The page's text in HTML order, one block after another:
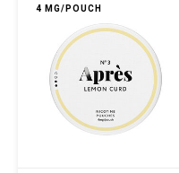
4 MG/POUCH